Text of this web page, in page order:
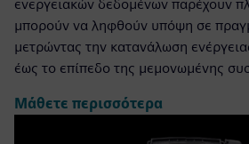
ενεργειακών δεδομένων παρέχουν
μπορούν να ληφθούν υπόψη σε
μετρώντας την κατανάλωση
έως το επίπεδο της μεμονωμένης
Μάθετε περισσότερα